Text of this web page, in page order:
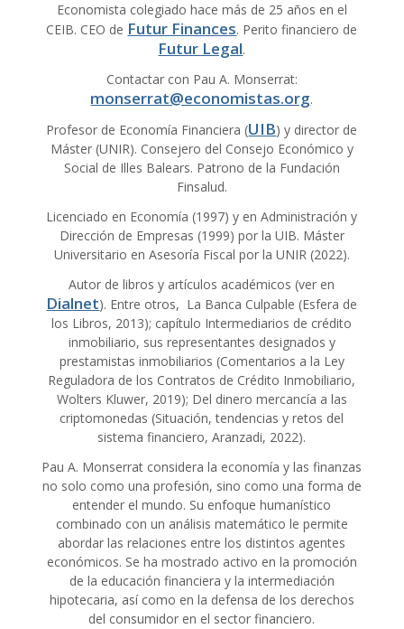
Economista colegiado hace más de 25 años en el
CEIB. CEO de Futur Finances. Perito financiero de
Futur Legal.
Contactar con Pau A. Monserrat:
monserrat@economistas.org.
Profesor de Economía Financiera (UIB) y director de
Máster (UNIR). Consejero del Consejo Económico y
Social de Illes Balears. Patrono de la Fundación
Finsalud.
Licenciado en Economía (1997) y en Administración y
Dirección de Empresas (1999) por la UIB. Máster
Universitario en Asesoría Fiscal por la UNIR (2022).
Autor de libros y artículos académicos (ver en
Dialnet). Entre otros, La Banca Culpable (Esfera de
los Libros, 2013); capítulo Intermediarios de crédito
inmobiliario, sus representantes designados y
prestamistas inmobiliarios (Comentarios a la Ley
Reguladora de los Contratos de Crédito Inmobiliario,
Wolters Kluwer, 2019); Del dinero mercancía a las
criptomonedas (Situación, tendencias y retos del
sistema financiero, Aranzadi, 2022).
Pau A. Monserrat considera la economía y las finanzas
no solo como una profesión, sino como una forma de
entender el mundo. Su enfoque humanístico
combinado con un análisis matemático le permite
abordar las relaciones entre los distintos agentes
económicos. Se ha mostrado activo en la promoción
de la educación financiera y la intermediación
hipotecaria, así como en la defensa de los derechos
del consumidor en el sector financiero.